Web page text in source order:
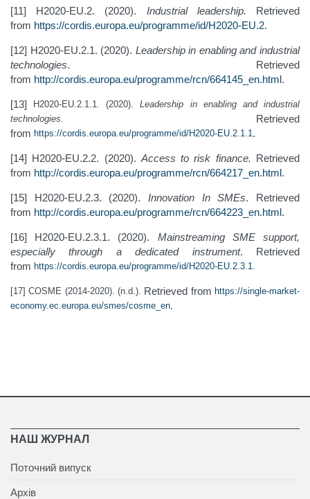
[11] H2020-EU.2. (2020). Industrial leadership. Retrieved
from https://cordis.europa.eu/programme/id/H2020-EU.2.
[12] H2020-EU.2.1. (2020). Leadership in enabling and industrial
technologies. Retrieved
from http://cordis.europa.eu/programme/rcn/664145_en.html.
[13] H2020-EU.2.1.1. (2020).
Leadership in enabling and industrial
technologies. Retrieved
from https://cordis.europa.eu/programme/id/H2020-EU.2.1.1 .
[14] H2020-EU.2.2. (2020). Access to risk finance. Retrieved
from http://cordis.europa.eu/programme/rcn/664217_en.html.
[15] H2020-EU.2.3. (2020). Innovation In SMEs. Retrieved
from http://cordis.europa.eu/programme/rcn/664223_en.html.
[16] H2020-EU.2.3.1. (2020). Mainstreaming SME support,
especially through a dedicated instrument. Retrieved
from https://cordis.europa.eu/programme/id/H2020-EU.2.3.1
[17] COSME (2014-2020). (n.d.). Retrieved from https://single-market-
economy.ec.europa.eu/smes/cosme_en.
НАШ ЖУРНАЛ
Поточний випуск
Архів